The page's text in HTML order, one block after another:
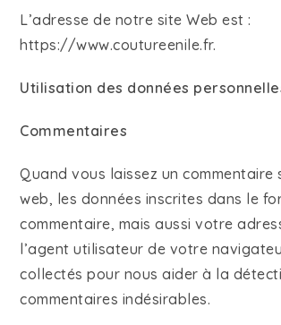
L’adresse de notre site Web est :
https://www.coutureenile.fr.
Utilisation des données
Commentaires
Quand vous laissez un commentaire
web, les données inscrites dans le
commentaire, mais aussi votre
l’agent utilisateur de votre
collectés pour nous aider à la
commentaires indésirables.